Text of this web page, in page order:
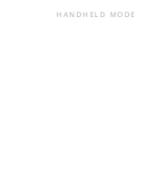
HANDHELD MODE